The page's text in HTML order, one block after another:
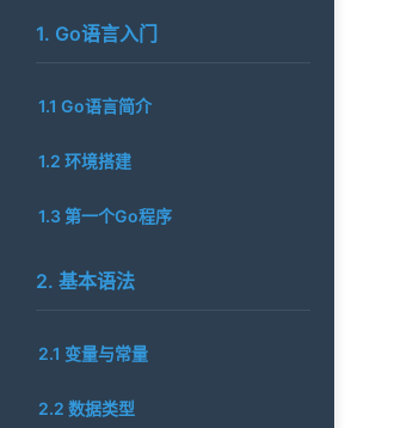
1. Go语言入门
1.1 Go语言简介
1.2 环境搭建
1.3 第一个Go程序
2. 基本语法
2.1 变量与常量
2.2 数据类型